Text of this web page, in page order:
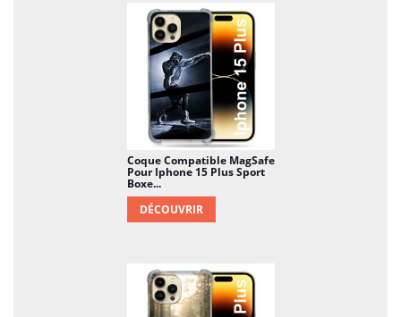
Coque Compatible MagSafe
Pour Iphone 15 Plus Sport
Boxe...
DÉCOUVRIR